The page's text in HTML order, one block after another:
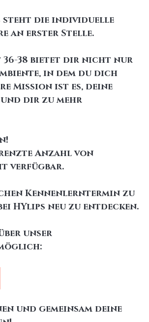
steht die individuelle
an erster Stelle.
36-38 bietet dir nicht nur
in dem du dich
Mission ist es, deine
dir zu mehr
Anzahl von
verfügbar.
Kennenlerntermin zu
HYlips neu zu entdecken.
unser
und gemeinsam deine